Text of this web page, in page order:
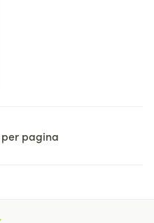
per pagina